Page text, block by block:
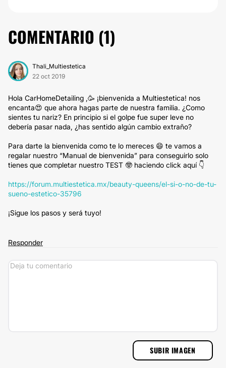
COMENTARIO (1)
Thali_Multiestetica
22 oct 2019
Hola CarHomeDetailing ,🥳 ¡bienvenida a Multiestetica! nos
encanta😍 que ahora hagas parte de nuestra familia. ¿Como
sientes tu nariz? En principio si el golpe fue super leve no
debería pasar nada, ¿has sentido algún cambio extraño?
Para darte la bienvenida como te lo mereces 😄 te vamos a
regalar nuestro “Manual de bienvenida” para conseguirlo solo
tienes que completar nuestro TEST 🤓 haciendo click aquí 👇
https://forum.multiestetica.mx/beauty-queens/el-si-o-no-de-tu-
sueno-estetico-35796
¡Sigue los pasos y será tuyo!
Responder
SUBIR IMAGEN